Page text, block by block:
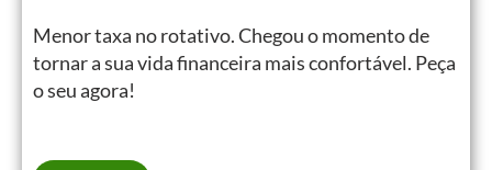
Menor taxa no rotativo. Chegou o momento de
tornar a sua vida financeira mais confortável. Peça
o seu agora!